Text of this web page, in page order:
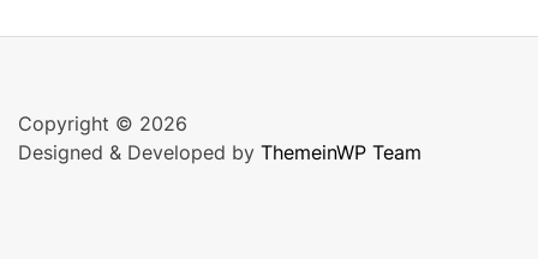
Copyright © 2026
Designed & Developed by ThemeinWP Team